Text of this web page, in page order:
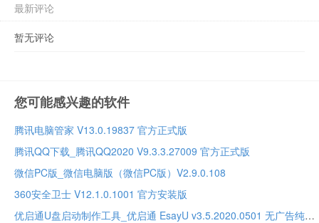
最新评论
暂无评论
您可能感兴趣的软件
腾讯电脑管家 V13.0.19837 官方正式版
腾讯QQ下载_腾讯QQ2020 V9.3.3.27009 官方正式版
微信PC版_微信电脑版（微信PC版）V2.9.0.108
360安全卫士 V12.1.0.1001 官方安装版
优启通U盘启动制作工具_优启通 EsayU v3.5.2020.0501 无广告纯净版